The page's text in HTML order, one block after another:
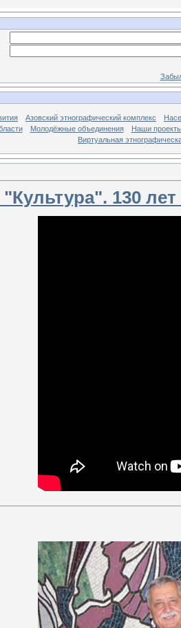
Азовский этнографический комплекс
Молодёжные объединения
Наши
Виртуальная
130